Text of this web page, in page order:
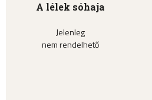
A lélek sóhaja
Jelenleg
nem rendelhető